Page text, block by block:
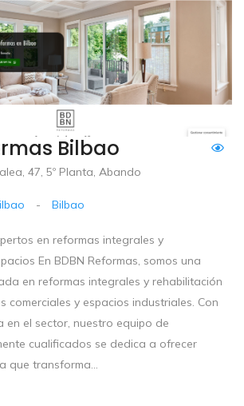
Bilbao
47, 5º Planta, Abando
- Bilbao
en reformas integrales y
En BDBN Reformas, somos una
en reformas integrales y rehabilitación
comerciales y espacios industriales. Con
en el sector, nuestro equipo de
cualificados se dedica a ofrecer
que transforma...